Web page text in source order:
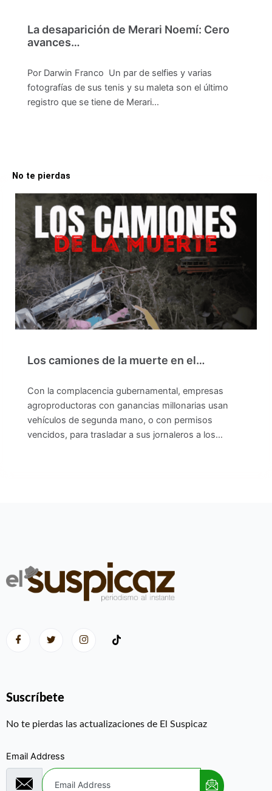
La desaparición de Merari Noemí: Cero
avances…
Por Darwin Franco Un par de selfies y varias
fotografías de sus tenis y su maleta son el último
registro que se tiene de Merari…
No te pierdas
Los camiones de la muerte en el…
Con la complacencia gubernamental, empresas
agroproductoras con ganancias millonarias usan
vehículos de segunda mano, o con permisos
vencidos, para trasladar a sus jornaleros a los…
Suscríbete
No te pierdas las actualizaciones de El Suspicaz
Email Address